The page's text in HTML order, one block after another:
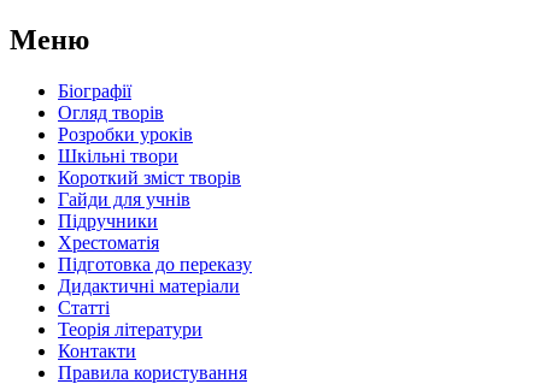
Меню
Біографії
Огляд творів
Розробки уроків
Шкільні твори
Короткий зміст творів
Гайди для учнів
Підручники
Хрестоматія
Підготовка до переказу
Дидактичні матеріали
Статті
Теорія літератури
Контакти
Правила користування